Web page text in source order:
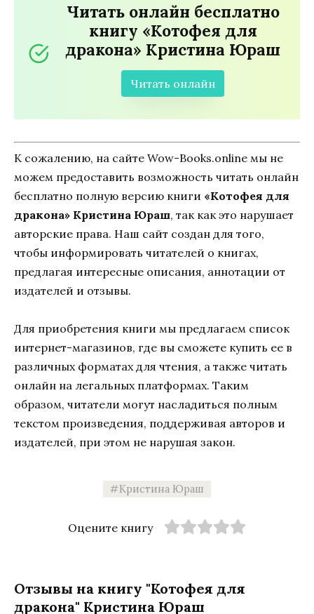
Читать онлайн бесплатно
книгу «Котофея для
дракона» Кристина Юраш
Читать онлайн
К сожалению, на сайте Wow-Books.online мы не
можем предоставить возможность читать онлайн
бесплатно полную версию книги «Котофея для
дракона» Кристина Юраш, так как это нарушает
авторские права. Наш сайт создан для того,
чтобы информировать читателей о книгах,
предлагая интересные описания, аннотации от
издателей и отзывы.
Для приобретения книги мы предлагаем список
интернет-магазинов, где вы сможете купить ее в
различных форматах для чтения, а также читать
онлайн на легальных платформах. Таким
образом, читатели могут насладиться полным
текстом произведения, поддерживая авторов и
издателей, при этом не нарушая закон.
Кристина Юраш
Оцените книгу
Отзывы на книгу "Котофея для
дракона" Кристина Юраш